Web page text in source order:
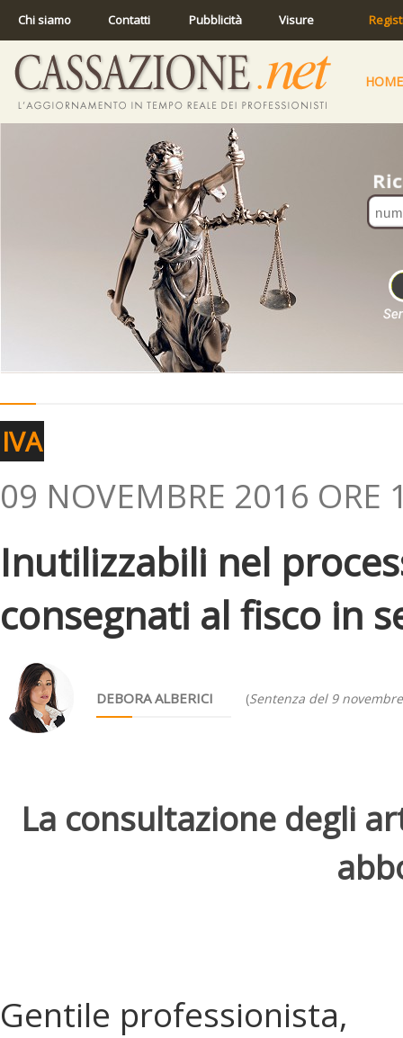
Chi siamo Contatti Pubblicità Visure
HOME
IVA
09 NOVEMBRE 2016 ORE
Inutilizzabili nel
consegnati al fisco in
DEBORA ALBERICI (Sentenza del 9 novembre
La consultazione degli
Gentile professionista,